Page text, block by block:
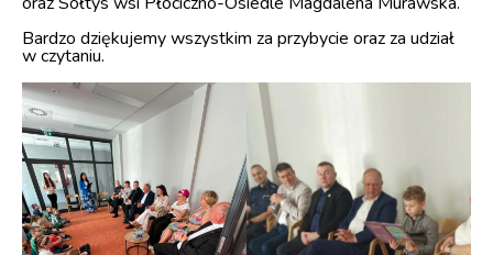
Bardzo dziękujemy wszystkim za przybycie oraz za udział
w czytaniu.